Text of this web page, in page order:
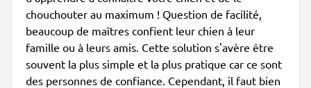
chouchouter au maximum ! Question de facilité,
beaucoup de maîtres confient leur chien à leur
famille ou à leurs amis. Cette solution s'avère être
souvent la plus simple et la plus pratique car ce sont
des personnes de confiance. Cependant, il faut bien